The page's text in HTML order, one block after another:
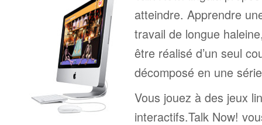
atteindre. Apprendre
travail de longue
être réalisé d’un seul
décomposé en une
Vous jouez à des jeux
interactifs.Talk Now!